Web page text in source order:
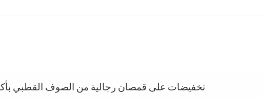
تخفيضات على قمصان رجالية من الصوف القطبي